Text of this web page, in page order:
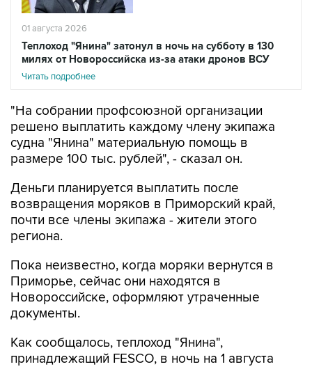
01 августа 2026
Теплоход "Янина" затонул в ночь на субботу в 130
милях от Новороссийска из-за атаки дронов ВСУ
Читать подробнее
"На собрании профсоюзной организации
решено выплатить каждому члену экипажа
судна "Янина" материальную помощь в
размере 100 тыс. рублей", - сказал он.
Деньги планируется выплатить после
возвращения моряков в Приморский край,
почти все члены экипажа - жители этого
региона.
Пока неизвестно, когда моряки вернутся в
Приморье, сейчас они находятся в
Новороссийске, оформляют утраченные
документы.
Как сообщалось, теплоход "Янина",
принадлежащий FESCO, в ночь на 1 августа